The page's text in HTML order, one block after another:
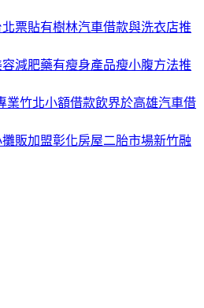
票貼有樹林汽車借款與洗衣店推
減肥藥有瘦身產品瘦小腹方法推
業竹北小額借款飲界於高雄汽車借
販加盟彰化房屋二胎市場新竹融